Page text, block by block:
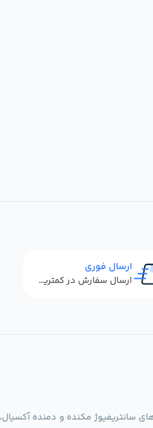
ارسال فوری
ارسال سفارش در کمترین زمان ممکن
سانتریفیوژ مکنده و دمنده